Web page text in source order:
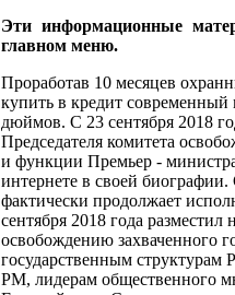
Эти информационные
главном меню.
Проработав 10 месяцев
купить в кредит
дюймов. С 23 сентября 2018
Председателя комитета
и функции Премьер -
интернете в своей
фактически продолжает
сентября 2018 года
освобождению захваченного
государственным
РМ, лидерам общественного